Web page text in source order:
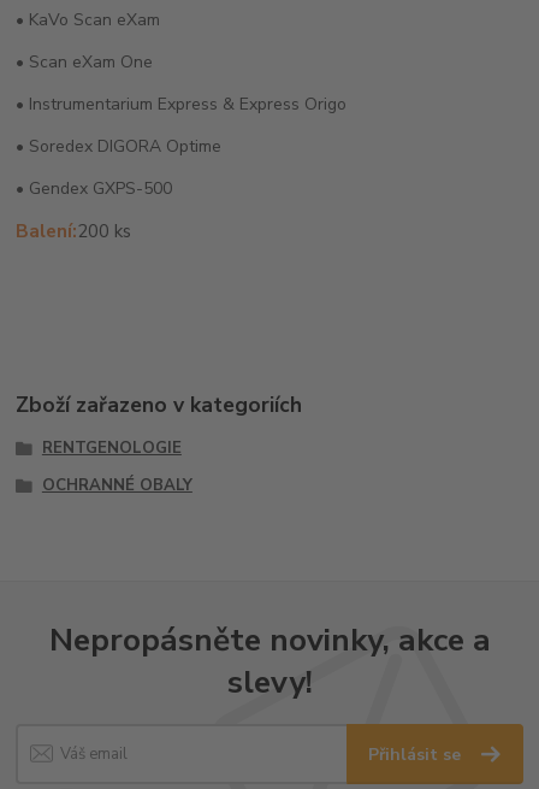
• KaVo Scan eXam
• Scan eXam One
• Instrumentarium Express & Express Origo
• Soredex DIGORA Optime
• Gendex GXPS-500
Balení:200 ks
Zboží zařazeno v kategoriích
RENTGENOLOGIE
OCHRANNÉ OBALY
Nepropásněte novinky, akce a
slevy!
Přihlásit se